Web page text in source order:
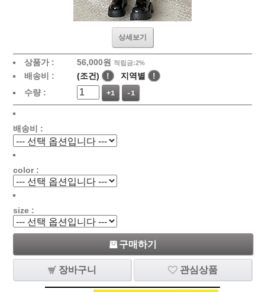
상세보기
상품가 : 56,000원 적립금:2%
배송비 : (조건) ! 지역별
!
수량 :
+1 -1
배송비 :
color :
size :
구매하기
장바구니 관심상품